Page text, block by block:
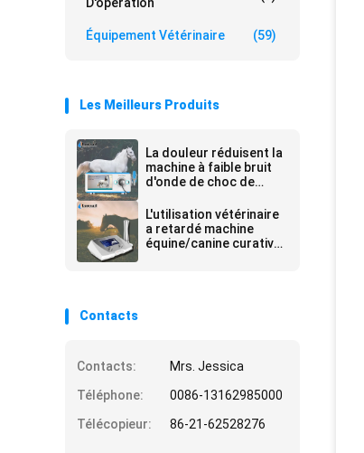
Équipement Vétérinaire (59)
Les Meilleurs Produits
La douleur réduisent la
machine à faible bruit
d'onde de choc de
dispositif médical de
chevaux
L'utilisation vétérinaire
a retardé machine
équine/canine curative
Contacts
Contacts:
Mrs. Jessica
Téléphone:
0086-13162985000
Télécopieur:
86-21-62528276